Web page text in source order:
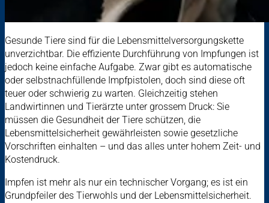
Gesunde Tiere sind für die Lebensmittelversorgungskette
unverzichtbar. Die effiziente Durchführung von Impfungen ist
jedoch keine einfache Aufgabe. Zwar gibt es automatische
oder selbstnachfüllende Impfpistolen, doch sind diese oft
teuer oder schwierig zu warten. Gleichzeitig stehen
Landwirtinnen und Tierärzte unter grossem Druck: Sie
müssen die Gesundheit der Tiere schützen, die
Lebensmittelsicherheit gewährleisten sowie gesetzliche
Vorschriften einhalten – und das alles unter hohem Zeit- und
Kostendruck.
Impfen ist mehr als nur ein technischer Vorgang; es ist ein
Grundpfeiler des Tierwohls und der Lebensmittelsicherheit.